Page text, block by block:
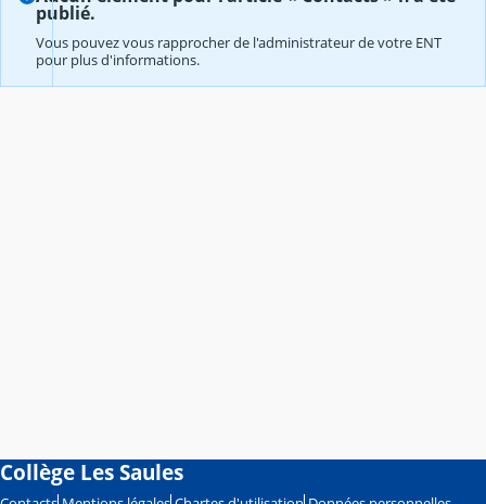
publié.
Vous pouvez vous rapprocher de l'administrateur de votre ENT
pour plus d'informations.
Collège Les Saules